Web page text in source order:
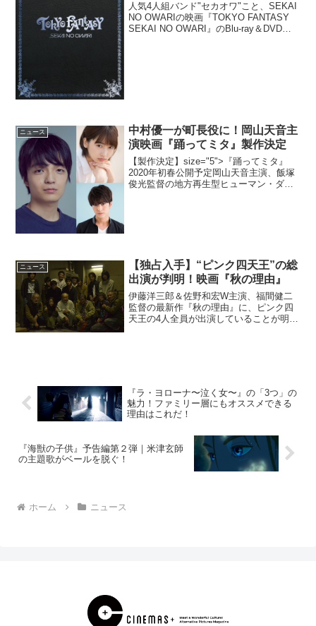
人気4人組バンド"セカオワ"こと、SEKAI
NO OWARIの映画『TOKYO FANTASY
SEKAI NO OWARI』のBlu-ray＆DVDが
ニュース
中村優一が町長役に！岡山天音主
演映画『踊ってミタ』製作決定
【製作決定】size="5">『踊ってミタ』
2020年初春公開予定岡山天音主演、飯塚
俊光監督の地方再生型ヒューマン・ダン
ニュース
【独占入手】“ピンク四天王”の総
出演が判明！映画『秋の理由』
伊藤洋三郎＆佐野和宏W主演、福間健二
監督の最新作『秋の理由』に、ピンク四
天王の4人全員が出演していることが明ら
『ラ・ヨローナ〜泣く女〜』の「3つ」の
魅力！ファミリー層にもオススメできる
理由はこれだ！
『海獣の子供』予告編第２弾｜米津玄師
の主題歌がベールを脱ぐ！
ホーム ニュース